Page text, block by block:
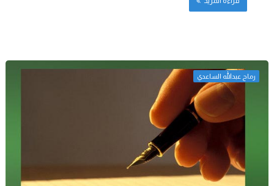
رماح عبدالله الساعدي